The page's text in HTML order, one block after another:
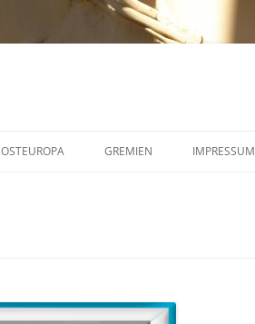
OSTEUROPA GREMIEN IMPRESSUM